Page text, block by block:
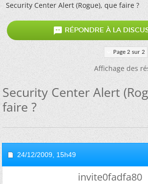
Security Center Alert (Rogue), que faire ?
 RÉPONDRE À LA
Page 2 sur 2
Affichage des
Security Center Alert
faire ?
24/12/2009, 15h49
invite0fadfa80